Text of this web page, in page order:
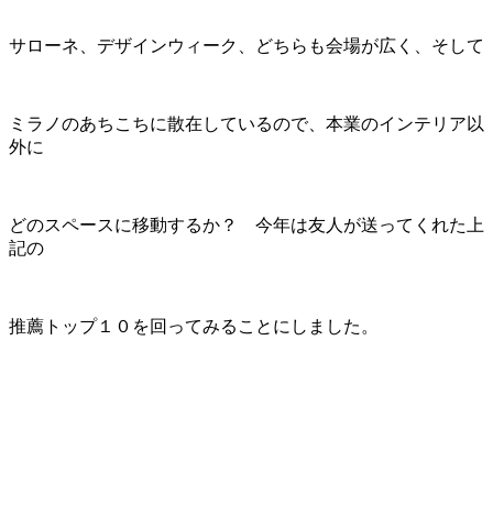
サローネ、デザインウィーク、どちらも会場が広く、そして
ミラノのあちこちに散在しているので、本業のインテリア以
外に
どのスペースに移動するか？ 今年は友人が送ってくれた上
記の
推薦トップ１０を回ってみることにしました。